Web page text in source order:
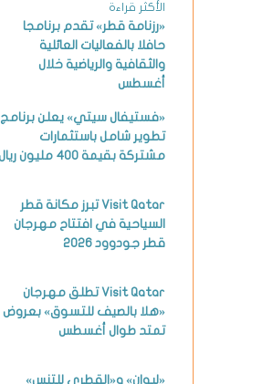
الأكثر قراءة
«رزنامة قطر» تقدم برنامجا
حافلا بالفعاليات العائلية
والثقافية والرياضية خلال
أغسطس
«فستيفال سيتي» يعلن برنامج
تطوير شامل باستثمارات
مشتركة بقيمة 400 مليون ريال
Visit Qatar تبرز مكانة قطر
السياحية في افتتاح مهرجان
قطر جودوود 2026
Visit Qatar تطلق مهرجان
«هلا بالصيف للتسوق» بعروض
تمتد طوال أغسطس
«ليوان» و«القطري للتنس»